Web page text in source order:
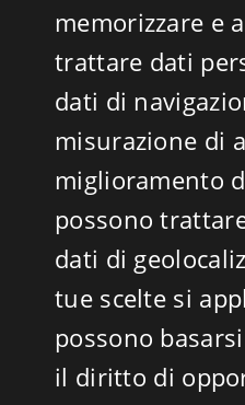
memorizzare e
trattare dati
dati di
misurazione di
miglioramento
possono
dati di
tue scelte si
possono
il diritto di